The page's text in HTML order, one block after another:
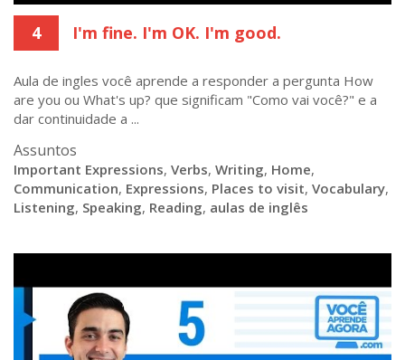
4 I'm fine. I'm OK. I'm good.
Aula de ingles você aprende a responder a pergunta How
are you ou What's up? que significam "Como vai você?" e a
dar continuidade a ...
Assuntos
Important Expressions, Verbs, Writing, Home,
Communication, Expressions, Places to visit, Vocabulary,
Listening, Speaking, Reading, aulas de inglês